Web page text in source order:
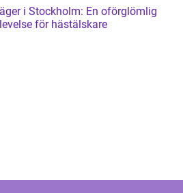
i Stockholm: En oförglömlig
för hästälskare